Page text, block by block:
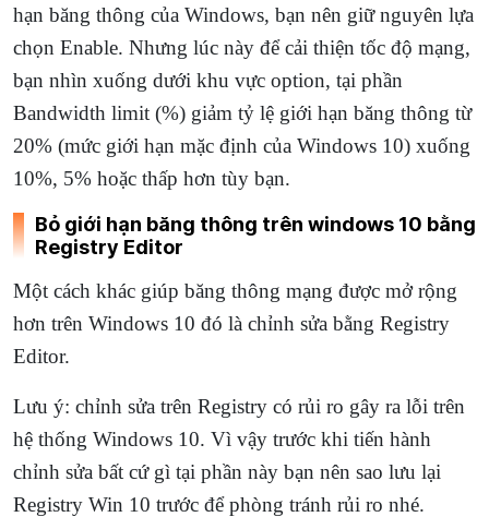
hạn băng thông của Windows, bạn nên giữ nguyên lựa
chọn Enable. Nhưng lúc này để cải thiện tốc độ mạng,
bạn nhìn xuống dưới khu vực option, tại phần
Bandwidth limit (%) giảm tỷ lệ giới hạn băng thông từ
20% (mức giới hạn mặc định của Windows 10) xuống
10%, 5% hoặc thấp hơn tùy bạn.
Bỏ giới hạn băng thông trên windows 10 bằng
Registry Editor
Một cách khác giúp băng thông mạng được mở rộng
hơn trên Windows 10 đó là chỉnh sửa bằng Registry
Editor.
Lưu ý: chỉnh sửa trên Registry có rủi ro gây ra lỗi trên
hệ thống Windows 10. Vì vậy trước khi tiến hành
chỉnh sửa bất cứ gì tại phần này bạn nên sao lưu lại
Registry Win 10 trước để phòng tránh rủi ro nhé.